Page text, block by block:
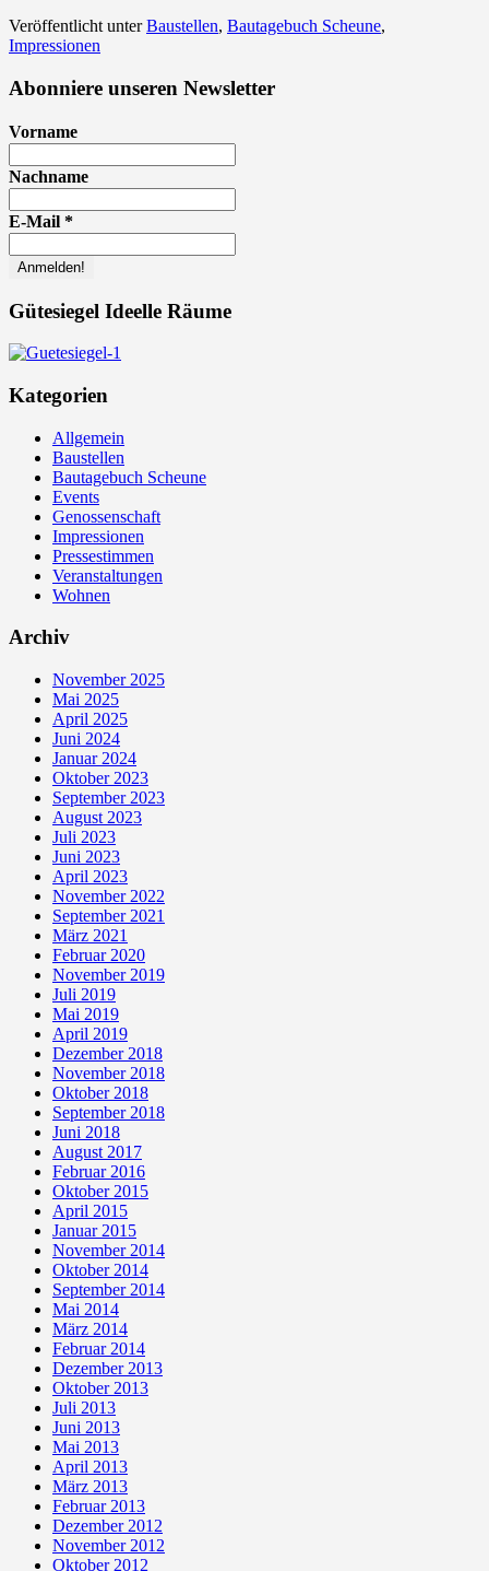
Veröffentlicht unter Baustellen, Bautagebuch Scheune,
Impressionen
Abonniere unseren Newsletter
Vorname
Nachname
E-Mail *
Gütesiegel Ideelle Räume
Kategorien
Allgemein
Baustellen
Bautagebuch Scheune
Events
Genossenschaft
Impressionen
Pressestimmen
Veranstaltungen
Wohnen
Archiv
November 2025
Mai 2025
April 2025
Juni 2024
Januar 2024
Oktober 2023
September 2023
August 2023
Juli 2023
Juni 2023
April 2023
November 2022
September 2021
März 2021
Februar 2020
November 2019
Juli 2019
Mai 2019
April 2019
Dezember 2018
November 2018
Oktober 2018
September 2018
Juni 2018
August 2017
Februar 2016
Oktober 2015
April 2015
Januar 2015
November 2014
Oktober 2014
September 2014
Mai 2014
März 2014
Februar 2014
Dezember 2013
Oktober 2013
Juli 2013
Juni 2013
Mai 2013
April 2013
März 2013
Februar 2013
Dezember 2012
November 2012
Oktober 2012